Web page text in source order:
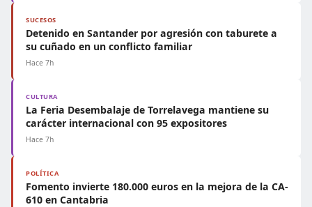
SUCESOS
Detenido en Santander por agresión con taburete a
su cuñado en un conflicto familiar
Hace 7h
CULTURA
La Feria Desembalaje de Torrelavega mantiene su
carácter internacional con 95 expositores
Hace 7h
POLÍTICA
Fomento invierte 180.000 euros en la mejora de la CA-
610 en Cantabria